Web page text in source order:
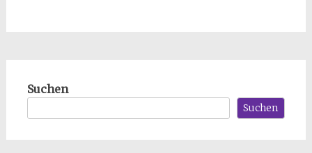
Suchen
Suchen